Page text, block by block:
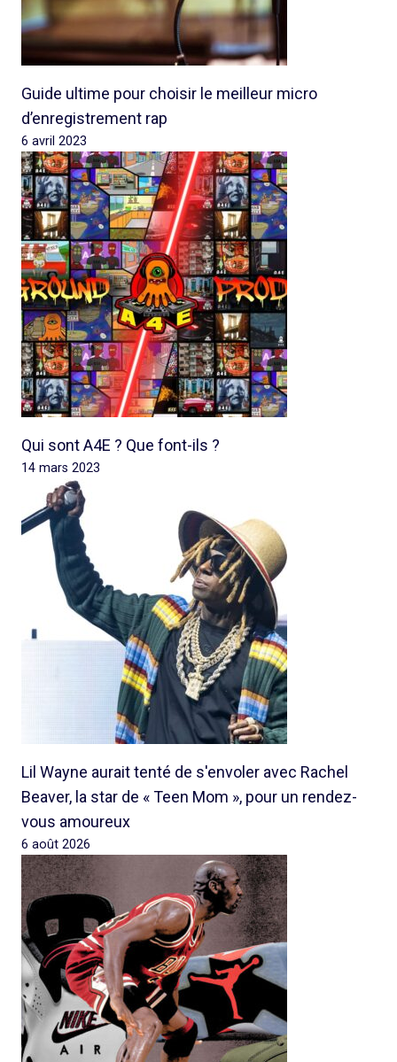
Guide ultime pour choisir le meilleur micro
d’enregistrement rap
6 avril 2023
Qui sont A4E ? Que font-ils ?
14 mars 2023
Lil Wayne aurait tenté de s'envoler avec Rachel
Beaver, la star de « Teen Mom », pour un rendez-
vous amoureux
6 août 2026